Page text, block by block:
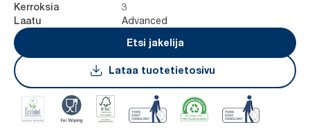
Kerroksia 3
Laatu
Advanced
Etsi jakelija
Lataa tuotetietosivu